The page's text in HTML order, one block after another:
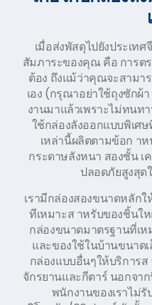
เมื่อส่งพัสดุไปยังประเท
สัมภาระของคุณ คือ การต
ต้อง ถึงแม้ว่าคุณจะสาม
เอง (กรุณาอย่าใช้ถุงซักผ้
งานมาแล้วเพราะไม่ทนท
ใช้กล่องลังออกแบบพิเศษ
เหล่านี้ผลิตตามข้อก า
กระดาษลังหนา สองชั้น เ
ปลอดภัยสูงสุ
เรามีกล่องสองขนาดหลัก
ทีเหมาะส าหรับของชิ้นใ
กล่องขนาดมาตรฐานที่เห
และของใช้ในบ้านขนาดเ
กล่องแบบอื่นๆให้บริการ
จักรยานและกีตาร์ นอกจา
พนักงานของเราไม่